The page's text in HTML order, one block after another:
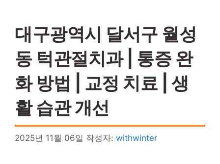
대구광역시 달서구 월성
동 턱관절치과 | 통증 완
화 방법 | 교정 치료 | 생
활 습관 개선
2025년 11월 06일 작성자: withwinter